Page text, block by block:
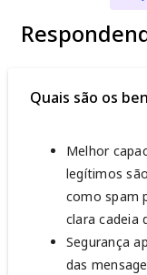
Quais são os
Melhor
legítimos
como spam
clara cadeia
Segurança
das